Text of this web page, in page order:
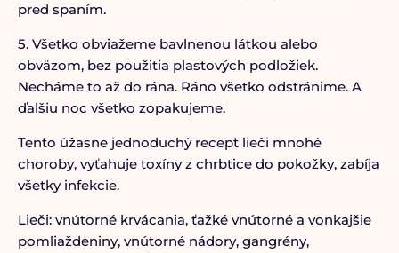
pred spaním.
5. Všetko obviažeme bavlnenou látkou alebo
obväzom, bez použitia plastových podložiek.
Necháme to až do rána. Ráno všetko odstránime. A
ďalšiu noc všetko zopakujeme.
Tento úžasne jednoduchý recept lieči mnohé
choroby, vyťahuje toxíny z chrbtice do pokožky, zabíja
všetky infekcie.
Lieči: vnútorné krvácania, ťažké vnútorné a vonkajšie
pomliaždeniny, vnútorné nádory, gangrény,